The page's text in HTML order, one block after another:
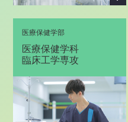
医療保健学部
医療保健学科
臨床工学専攻